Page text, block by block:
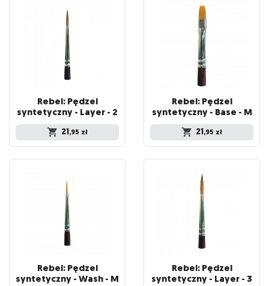
Rebel: Pędzel
syntetyczny - Layer - 2
21,95 zł
Rebel: Pędzel
syntetyczny - Base - M
21,95 zł
Rebel: Pędzel
syntetyczny - Wash - M
Rebel: Pędzel
syntetyczny - Layer - 3